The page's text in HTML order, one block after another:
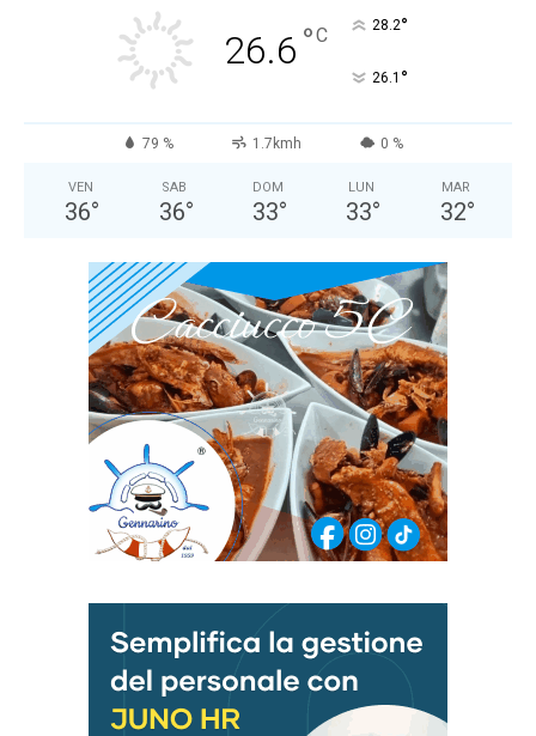
26.6 °C 28.2°
26.1 °
79 % 1.7kmh 0 %
VEN
36°
SAB
36°
DOM
33°
LUN
33°
MAR
32°